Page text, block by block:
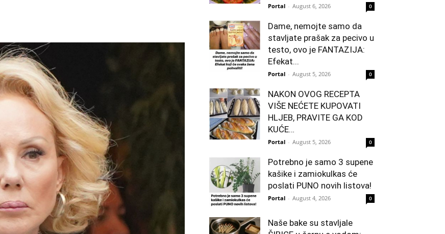
Portal - August 6, 2026 0
Dame, nemojte samo da
stavljate prašak za pecivo u
testo, ovo je FANTAZIJA:
Efekat...
Portal - August 5, 2026 0
NAKON OVOG RECEPTA
VIŠE NEĆETE KUPOVATI
HLJEB, PRAVITE GA KOD
KUĆE…
Portal - August 5, 2026 0
Potrebno je samo 3 supene
kašike i zamiokulkas će
poslati PUNO novih listova!
Portal - August 4, 2026 0
Naše bake su stavljale